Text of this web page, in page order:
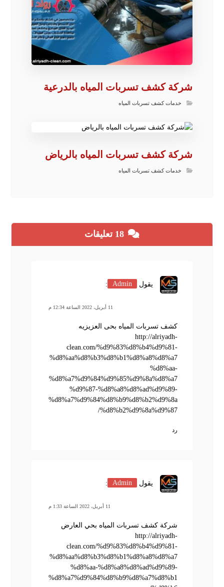
شركة كشف تسربات المياه بالدرعية
خدمات كشف تسربات المياه
شركة كشف تسربات المياه بالرياض
خدمات كشف تسربات المياه
18 تعليقات
يقول Admin
:
11 أبريل، 2022 الساعة 12:34 م
كشف تسربات المياه بحى العزيزيه
http://alriyadh-
clean.com/%d9%83%d8%b4%d9%81-
%d8%aa%d8%b3%d8%b1%d8%a8%d8%a7
%d8%aa-
%d8%a7%d9%84%d9%85%d9%8a%d8%a7
%d9%87-%d8%a8%d8%ad%d9%89-
%d8%a7%d9%84%d8%b9%d8%b2%d9%8a
%d8%b2%d9%8a%d9%87/
رد
يقول Admin
:
11 أبريل، 2022 الساعة 1:33 م
شركة كشف تسربات المياه بحي العارض
http://alriyadh-
clean.com/%d9%83%d8%b4%d9%81-
%d8%aa%d8%b3%d8%b1%d8%a8%d8%a7
%d8%aa-%d8%a8%d8%ad%d9%89-
%d8%a7%d9%84%d8%b9%d8%a7%d8%b1